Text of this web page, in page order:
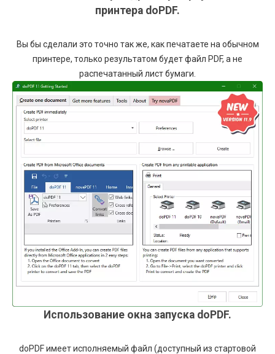
принтера doPDF.
Вы бы сделали это точно так же, как печатаете на обычном
принтере, только результатом будет файл PDF, а не
распечатанный лист бумаги.
Использование окна запуска doPDF.
doPDF имеет исполняемый файл (доступный из стартовой